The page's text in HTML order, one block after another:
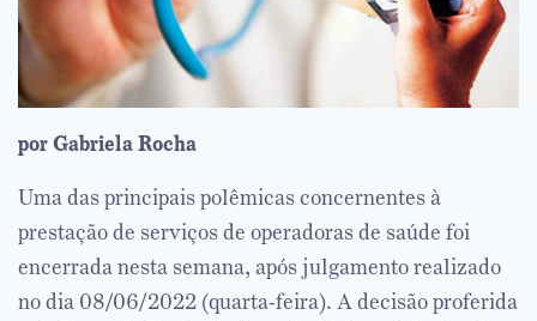
por Gabriela Rocha
Uma das principais polêmicas concernentes à
prestação de serviços de operadoras de saúde foi
encerrada nesta semana, após julgamento realizado
no dia 08/06/2022 (quarta-feira). A decisão proferida